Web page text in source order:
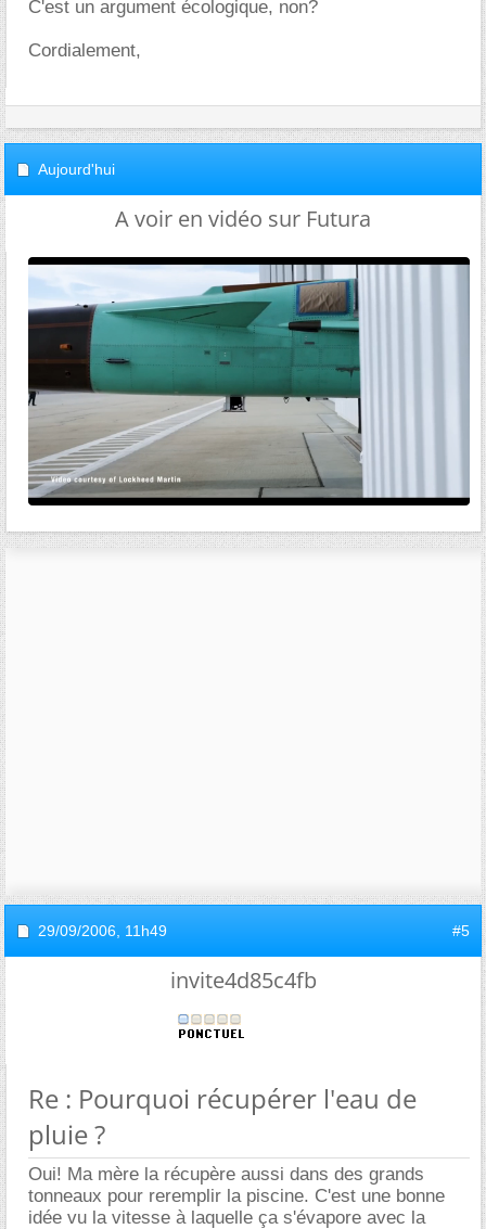
C'est un argument écologique, non?
Cordialement,
Aujourd'hui
A voir en vidéo sur Futura
29/09/2006, 11h49 #5
invite4d85c4fb
Re : Pourquoi récupérer l'eau de
pluie ?
Oui! Ma mère la récupère aussi dans des grands
tonneaux pour reremplir la piscine. C'est une bonne
idée vu la vitesse à laquelle ça s'évapore avec la